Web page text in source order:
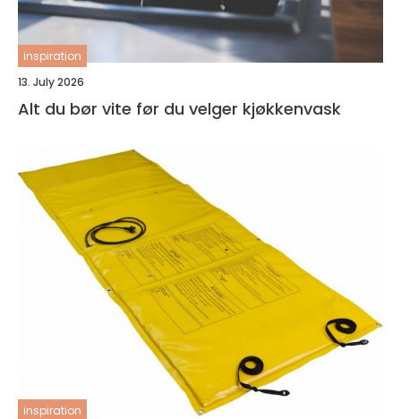
inspiration
13. July 2026
Alt du bør vite før du velger kjøkkenvask
inspiration